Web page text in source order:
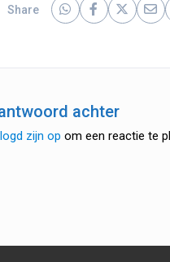
Share
achter
zijn op om een reactie te